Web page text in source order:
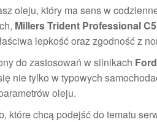
oleju, który ma sens w
Millers Trident Professional
lepkość oraz zgodność z
do zastosowań w silnikach
nie tylko w typowych
oleju.
które chcą podejść do tematu